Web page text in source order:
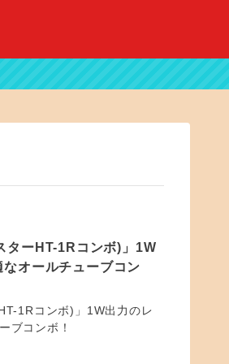
ーHT-1Rコンボ)」1W
オールチューブコン
1Rコンボ)」1W出力のレ
ブコンボ！